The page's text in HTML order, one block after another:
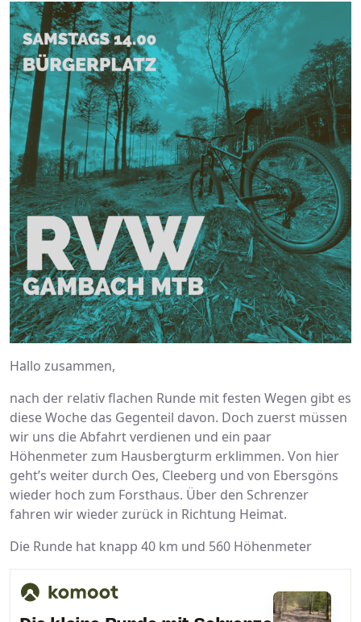
Hallo zusammen,
nach der relativ flachen Runde mit festen Wegen gibt es
diese Woche das Gegenteil davon. Doch zuerst müssen
wir uns die Abfahrt verdienen und ein paar
Höhenmeter zum Hausbergturm erklimmen. Von hier
geht’s weiter durch Oes, Cleeberg und von Ebersgöns
wieder hoch zum Forsthaus. Über den Schrenzer
fahren wir wieder zurück in Richtung Heimat.
Die Runde hat knapp 40 km und 560 Höhenmeter